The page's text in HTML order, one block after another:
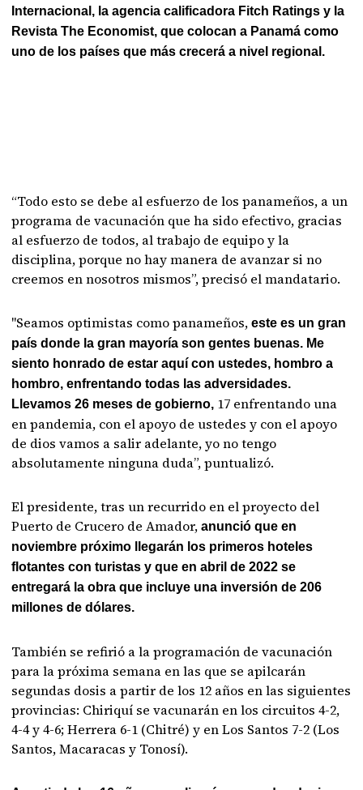
Internacional, la agencia calificadora Fitch Ratings y la
Revista The Economist, que colocan a Panamá como
uno de los países que más crecerá a nivel regional.
“Todo esto se debe al esfuerzo de los panameños, a un
programa de vacunación que ha sido efectivo, gracias
al esfuerzo de todos, al trabajo de equipo y la
disciplina, porque no hay manera de avanzar si no
creemos en nosotros mismos”, precisó el mandatario.
"Seamos optimistas como panameños,este es un gran
país donde la gran mayoría son gentes buenas. Me
siento honrado de estar aquí con ustedes, hombro a
hombro, enfrentando todas las adversidades.
Llevamos 26 meses de gobierno, 17 enfrentando una
en pandemia, con el apoyo de ustedes y con el apoyo
de dios vamos a salir adelante, yo no tengo
absolutamente ninguna duda”, puntualizó.
El presidente, tras un recurrido en el proyecto del
Puerto de Crucero de Amador,anunció que en
noviembre próximo llegarán los primeros hoteles
flotantes con turistas y que en abril de 2022 se
entregará la obra que incluye una inversión de 206
millones de dólares.
También se refirió a la programación de vacunación
para la próxima semana en las que se apilcarán
segundas dosis a partir de los 12 años en las siguientes
provincias: Chiriquí se vacunarán en los circuitos 4-2,
4-4 y 4-6; Herrera 6-1 (Chitré) y en Los Santos 7-2 (Los
Santos, Macaracas y Tonosí).